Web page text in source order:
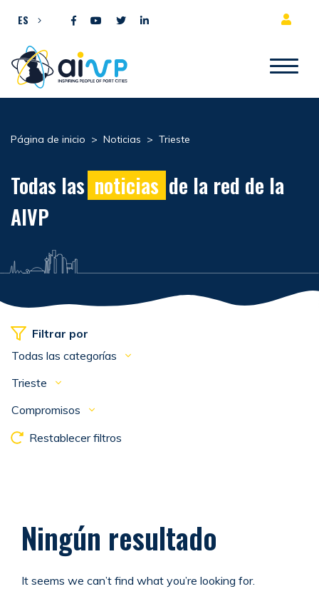
ES
Página de inicio > Noticias > Trieste
Todas las noticias de la red de la
AIVP
Filtrar por
Todas las categorías
Trieste
Compromisos
Restablecer filtros
Ningún resultado
It seems we can’t find what you’re looking for.